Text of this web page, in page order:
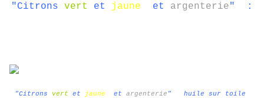
"Citrons
vert et jaune et argenterie" :
"Citrons vert et jaune et argenterie " huile sur toile